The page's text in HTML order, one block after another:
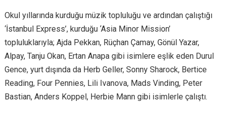
Okul yıllarında kurduğu müzik topluluğu ve ardından çalıştığı
‘İstanbul Express’, kurduğu ‘Asia Minor Mission’
topluluklarıyla; Ajda Pekkan, Rüçhan Çamay, Gönül Yazar,
Alpay, Tanju Okan, Ertan Anapa gibi isimlere eşlik eden Durul
Gence, yurt dışında da Herb Geller, Sonny Sharock, Bertice
Reading, Four Pennies, Lili Ivanova, Mads Vinding, Peter
Bastian, Anders Koppel, Herbie Mann gibi isimlerle çalıştı.